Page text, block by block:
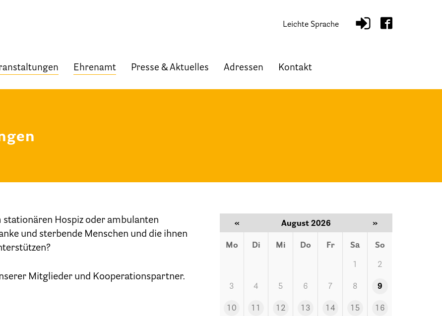
Leichte Sprache
Ehrenamt Presse & Aktuelles Adressen Kontakt
Start
Geschäftsstelle des HPV Berlin
Mitgliederbereich (Intranet)
Hospiz oder ambulanten
und sterbende Menschen und die ihnen
Mitglieder und Kooperationspartner.
« August 2026 »
Mo Di Mi Do Fr Sa So
2
3 4 5 6 7 8 9
10 12 13 14 15 16